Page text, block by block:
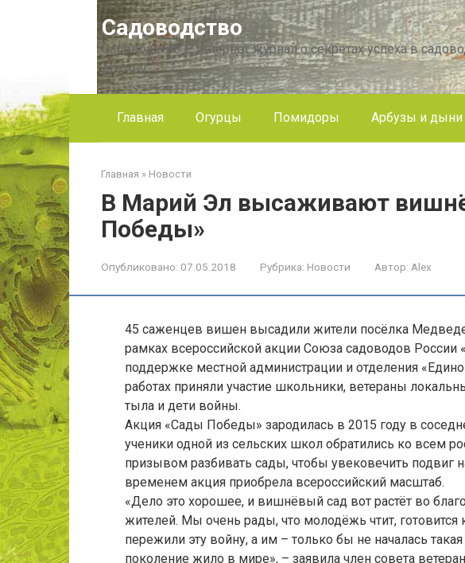
Садоводство
Садоводство — интернет журнал о секретах успеха в
другое!
Главная Огурцы Помидоры Арбузы и дыни
Главная » Новости
В Марий Эл высаживают
Победы»
Опубликовано: 07.05.2018 Рубрика: Новости Автор: Alex
45 саженцев вишен высадили жители посёлка
рамках всероссийской акции Союза садоводов
поддержке местной администрации и отделения
работах приняли участие школьники, ветераны
тыла и дети войны.
Акция «Сады Победы» зародилась в 2015 году в
ученики одной из сельских школ обратились ко всем
призывом разбивать сады, чтобы увековечить подвиг
временем акция приобрела всероссийский масштаб.
«Дело это хорошее, и вишнёвый сад вот растёт во
жителей. Мы очень рады, что молодёжь чтит,
пережили эту войну, а им – только бы не началась
поколение жило в мире», – заявила член совета